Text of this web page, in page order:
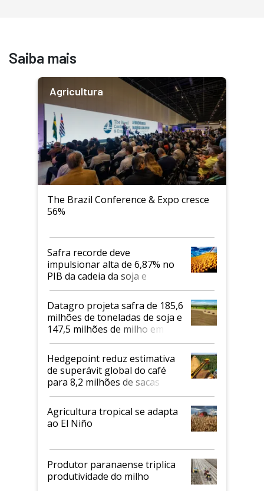
Saiba mais
Agricultura
The Brazil Conference & Expo cresce
56%
Safra recorde deve
impulsionar alta de 6,87% no
PIB da cadeia da soja e
biodiesel em 2026
Datagro projeta safra de 185,6
milhões de toneladas de soja e
147,5 milhões de milho em
2026/27
Hedgepoint reduz estimativa
de superávit global do café
para 8,2 milhões de sacas
Agricultura tropical se adapta
ao El Niño
Produtor paranaense triplica
produtividade do milho